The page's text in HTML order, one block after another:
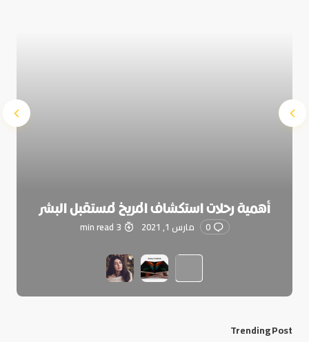
أهمية رحلات استكشاف المريخ لمستقبل البشر
0 مارس 1, 2021 3 min read
Trending Post